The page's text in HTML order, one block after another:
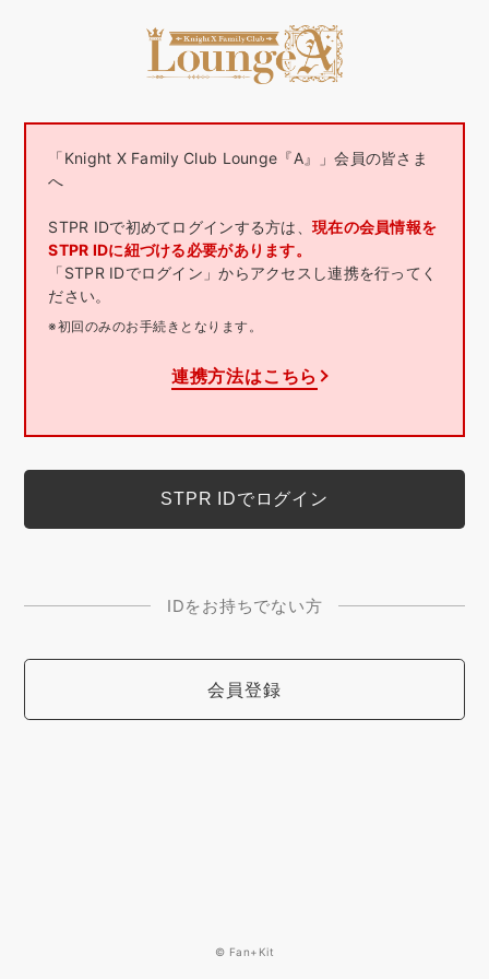
「Knight X Family Club Lounge『A』」会員の皆さま
へ
STPR IDで初めてログインする方は、 現在の会員情報を
STPR IDに紐づける必要があります。
「STPR IDでログイン」からアクセスし連携を行ってく
ださい。
※初回のみのお手続きとなります。
連携方法はこちら
IDをお持ちでない方
会員登録
© Fan+Kit